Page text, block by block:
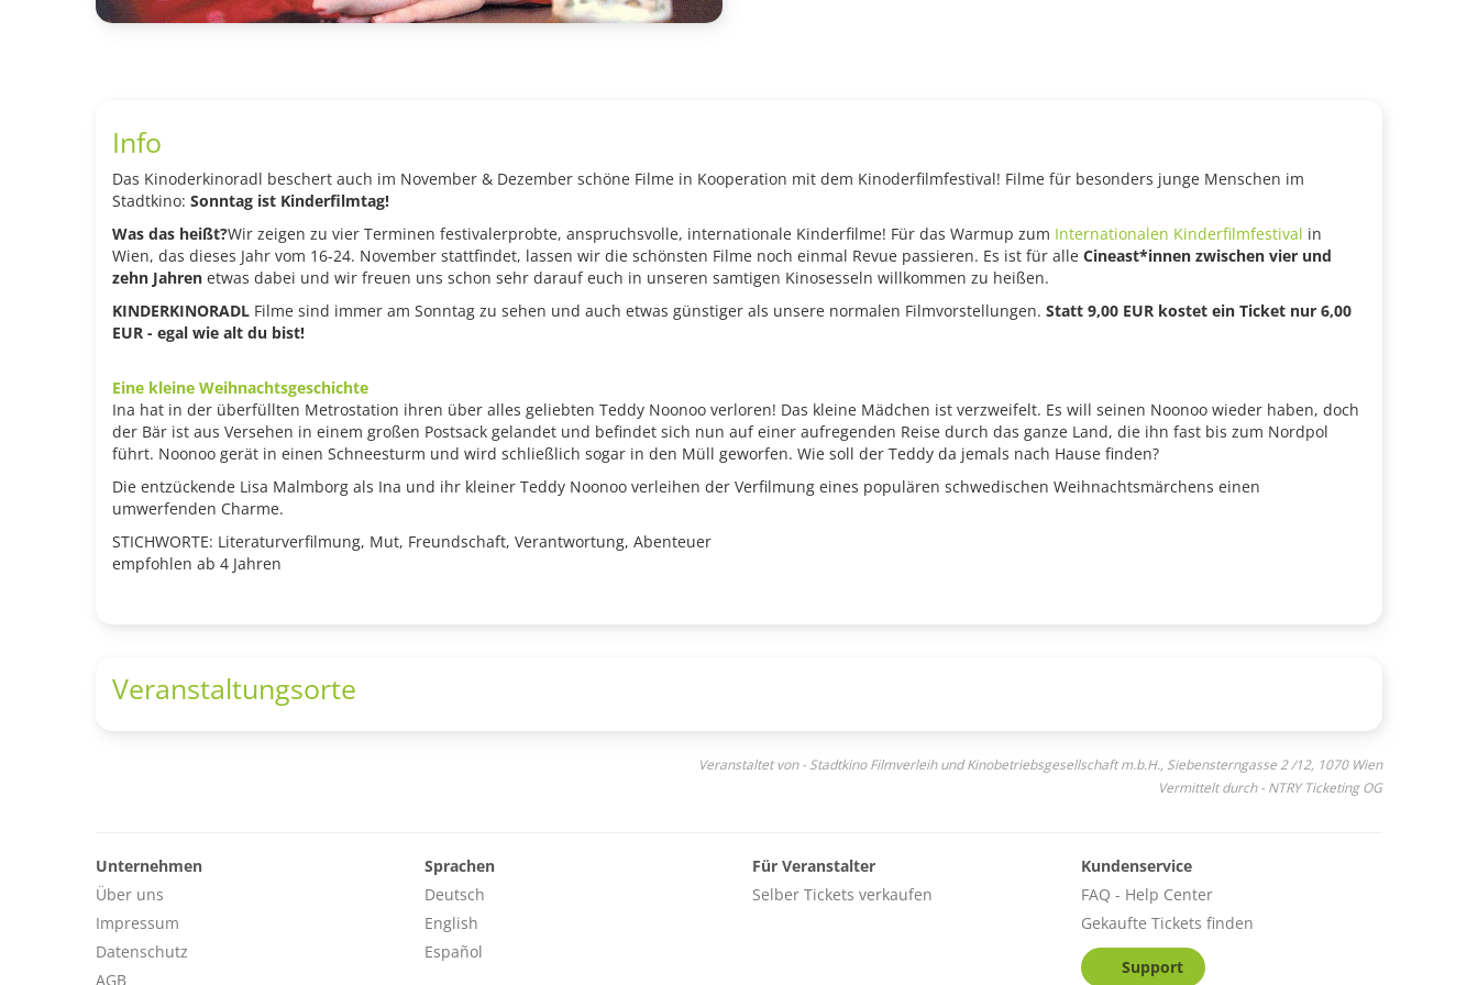
Info
Das Kinoderkinoradl beschert auch im November & Dezember schöne Filme in Kooperation mit dem Kinoderfilmfestival! Filme für besonders junge Menschen im
Stadtkino: Sonntag ist Kinderfilmtag!
Was das heißt?Wir zeigen zu vier Terminen festivalerprobte, anspruchsvolle, internationale Kinderfilme! Für das Warmup zum Internationalen Kinderfilmfestival in
Wien, das dieses Jahr vom 16-24. November stattfindet, lassen wir die schönsten Filme noch einmal Revue passieren. Es ist für alle Cineast*innen zwischen vier und
zehn Jahren etwas dabei und wir freuen uns schon sehr darauf euch in unseren samtigen Kinosesseln willkommen zu heißen.
KINDERKINORADL Filme sind immer am Sonntag zu sehen und auch etwas günstiger als unsere normalen Filmvorstellungen. Statt 9,00 EUR kostet ein Ticket nur 6,00
EUR - egal wie alt du bist!
Eine kleine Weihnachtsgeschichte
Ina hat in der überfüllten Metrostation ihren über alles geliebten Teddy Noonoo verloren! Das kleine Mädchen ist verzweifelt. Es will seinen Noonoo wieder haben, doch
der Bär ist aus Versehen in einem großen Postsack gelandet und befindet sich nun auf einer aufregenden Reise durch das ganze Land, die ihn fast bis zum Nordpol
führt. Noonoo gerät in einen Schneesturm und wird schließlich sogar in den Müll geworfen. Wie soll der Teddy da jemals nach Hause finden?
Die entzückende Lisa Malmborg als Ina und ihr kleiner Teddy Noonoo verleihen der Verfilmung eines populären schwedischen Weihnachtsmärchens einen
umwerfenden Charme.
STICHWORTE: Literaturverfilmung, Mut, Freundschaft, Verantwortung, Abenteuer
empfohlen ab 4 Jahren
Veranstaltungsorte
Veranstaltet von - Stadtkino Filmverleih und Kinobetriebsgesellschaft m.b.H., Siebensterngasse 2 /12, 1070 Wien
Vermittelt durch - NTRY Ticketing OG
Unternehmen
Über uns
Impressum
Datenschutz
AGB
Sprachen
Deutsch
English
Español
Für Veranstalter
Selber Tickets verkaufen
Kundenservice
FAQ - Help Center
Gekaufte Tickets finden
Support